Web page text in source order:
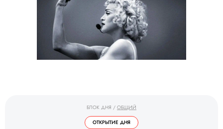
БЛОК ДНЯ / ОБЩИЙ
ОТКРЫТИЕ ДНЯ